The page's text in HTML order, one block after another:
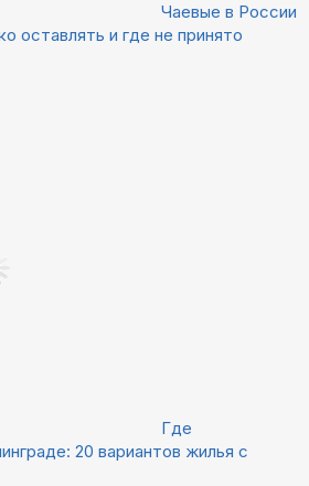
Чаевые в России
оставлять и где не принято
Где
20 вариантов жилья с